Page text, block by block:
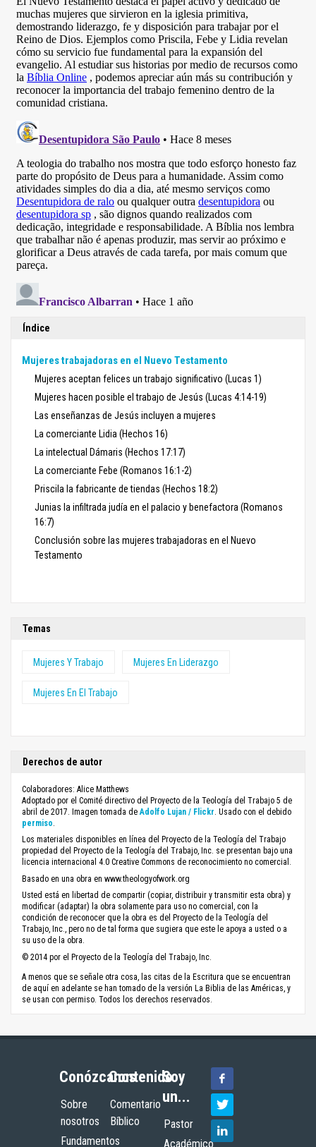
Índice
Mujeres trabajadoras en el Nuevo Testamento
Mujeres aceptan felices un trabajo significativo (Lucas 1)
Mujeres hacen posible el trabajo de Jesús (Lucas 4:14-19)
Las enseñanzas de Jesús incluyen a mujeres
La comerciante Lidia (Hechos 16)
La intelectual Dámaris (Hechos 17:17)
La comerciante Febe (Romanos 16:1-2)
Priscila la fabricante de tiendas (Hechos 18:2)
Junias la infiltrada judía en el palacio y benefactora (Romanos
16:7)
Conclusión sobre las mujeres trabajadoras en el Nuevo
Testamento
Temas
Mujeres Y Trabajo Mujeres En Liderazgo
Mujeres En El Trabajo
Derechos de autor
Colaboradores: Alice Matthews
Adoptado por el Comité directivo del Proyecto de la Teología del Trabajo 5 de
abril de 2017. Imagen tomada deAdolfo Lujan / Flickr. Usado con el debido
permiso.
Los materiales disponibles en línea del Proyecto de la Teología del Trabajo
propiedad del Proyecto de la Teología del Trabajo, Inc. se presentan bajo una
licencia internacional 4.0 Creative Commons de reconocimiento no comercial.
Basado en una obra en www.theologyofwork.org
Usted está en libertad de compartir (copiar, distribuir y transmitir esta obra) y
modificar (adaptar) la obra solamente para uso no comercial, con la
condición de reconocer que la obra es del Proyecto de la Teología del
Trabajo, Inc., pero no de tal forma que sugiera que este le apoya a usted o a
su uso de la obra.
© 2014 por el Proyecto de la Teología del Trabajo, Inc.
A menos que se señale otra cosa, las citas de la Escritura que se encuentran
de aquí en adelante se han tomado de la versión La Biblia de las Américas, y
se usan con permiso. Todos los derechos reservados.
Conózcanos
Sobre
nosotros
Fundamentos
Contenido
Comentario
Bíblico
Soy
un...
Pastor
Académico